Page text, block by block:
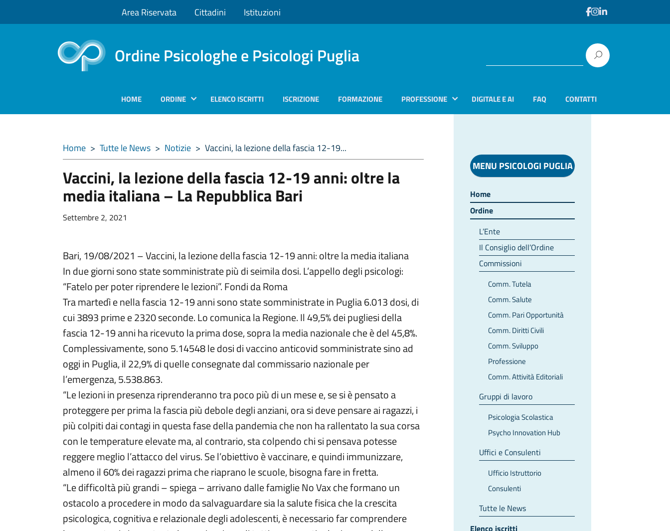
Area Riservata Cittadini Istituzioni
Ordine Psicologhe e Psicologi Puglia
HOME ORDINE ELENCO ISCRITTI ISCRIZIONE FORMAZIONE PROFESSIONE DIGITALE E AI FAQ CONTATTI
Home > Tutte le News > Notizie > Vaccini, la lezione della fascia 12-19...
Vaccini, la lezione della fascia 12-19 anni: oltre la
media italiana – La Repubblica Bari
Settembre 2, 2021
Bari, 19/08/2021 – Vaccini, la lezione della fascia 12-19 anni: oltre la media italiana
In due giorni sono state somministrate più di seimila dosi. L’appello degli psicologi:
“Fatelo per poter riprendere le lezioni”. Fondi da Roma
Tra martedì e nella fascia 12-19 anni sono state somministrate in Puglia 6.013 dosi, di
cui 3893 prime e 2320 seconde. Lo comunica la Regione. Il 49,5% dei pugliesi della
fascia 12-19 anni ha ricevuto la prima dose, sopra la media nazionale che è del 45,8%.
Complessivamente, sono 5.14548 le dosi di vaccino anticovid somministrate sino ad
oggi in Puglia, il 22,9% di quelle consegnate dal commissario nazionale per
l’emergenza, 5.538.863.
“Le lezioni in presenza riprenderanno tra poco più di un mese e, se si è pensato a
proteggere per prima la fascia più debole degli anziani, ora si deve pensare ai ragazzi, i
più colpiti dai contagi in questa fase della pandemia che non ha rallentato la sua corsa
con le temperature elevate ma, al contrario, sta colpendo chi si pensava potesse
reggere meglio l’attacco del virus. Se l’obiettivo è vaccinare, e quindi immunizzare,
almeno il 60% dei ragazzi prima che riaprano le scuole, bisogna fare in fretta.
“Le difficoltà più grandi – spiega – arrivano dalle famiglie No Vax che formano un
ostacolo a procedere in modo da salvaguardare sia la salute fisica che la crescita
psicologica, cognitiva e relazionale degli adolescenti, è necessario far comprendere
MENU PSICOLOGI PUGLIA
Home
Ordine
L’Ente
Il Consiglio dell’Ordine
Commissioni
Comm. Tutela
Comm. Salute
Comm. Pari Opportunità
Comm. Diritti Civili
Comm. Sviluppo
Professione
Comm. Attività Editoriali
Gruppi di lavoro
Psicologia Scolastica
Psycho Innovation Hub
Uffici e Consulenti
Ufficio Istruttorio
Consulenti
Tutte le News
Elenco iscritti